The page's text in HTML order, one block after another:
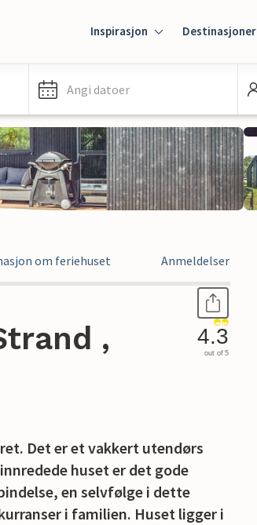
Inspirasjon Destinasjoner
Angi datoer
om feriehuset Anmeldelser
,
4.3
out of 5
Det er et vakkert utendørs
huset er det gode
en selvfølge i dette
i familien. Huset ligger i